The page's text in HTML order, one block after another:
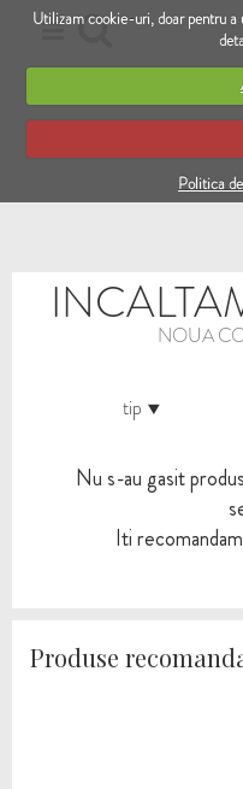
Utilizam cookie-uri, doar pentru
Politica
NOUA
tip
Nu s-au gasit
Iti
Produse